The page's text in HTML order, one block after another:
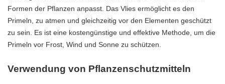
Formen der Pflanzen anpasst. Das Vlies ermöglicht es den
Primeln, zu atmen und gleichzeitig vor den Elementen geschützt
zu sein. Es ist eine kostengünstige und effektive Methode, um die
Primeln vor Frost, Wind und Sonne zu schützen.
Verwendung von Pflanzenschutzmitteln